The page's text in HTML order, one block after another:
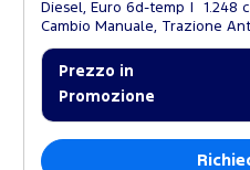
Diesel, Euro 6d-temp
1.248
Cambio Manuale, Trazione
Prezzo in
Promozione